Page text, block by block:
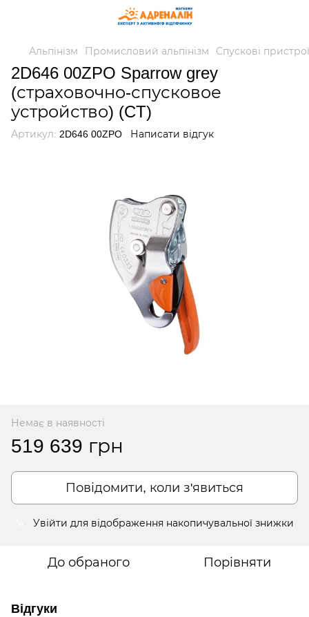
Альпінізм Промисловий альпінізм Спускові пристрої
2D646 00ZPO Sparrow grey
(страховочно-спусковое
устройство) (CT)
Артикул: 2D646 00ZPO Написати відгук
Немає в наявності
519 639 грн
Повідомити, коли з'явиться
Увійти для відображення накопичувальної знижки
До обраного Порівняти
Відгуки